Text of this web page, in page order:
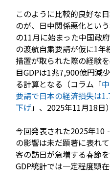
このように比較的良好な
のが、日中関係悪化とい
の11月に始まった中国政
の渡航自粛要請が仮に1
措置が取られた際の経験
目GDPは1兆7,900億円減
る計算となる（コラム「
要請で日本の経済損失は
下げ」、2025年11月18日
今回発表された2025年
の影響は未だ顕著に表れ
客の訪日が急増する春節
GDP統計では一定程度顕在